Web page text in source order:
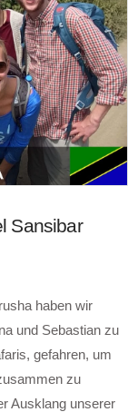
Sansibar
haben wir
und Sebastian zu
gefahren, um
zu
Ausklang unserer